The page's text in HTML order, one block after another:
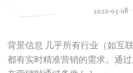
2020-05-08
背景信息 几乎所有行业（如互
都有实时精准营销的需求。通